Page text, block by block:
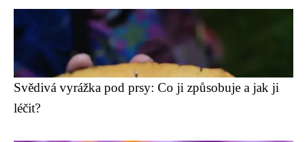
Svědivá vyrážka pod prsy: Co ji způsobuje a jak ji
léčit?